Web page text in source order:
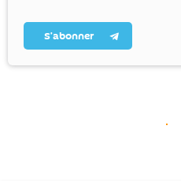
S’abonner